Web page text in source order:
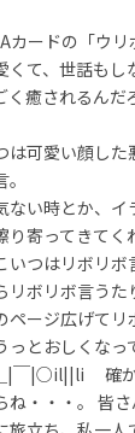
カードの「ウ
くて、世話も
されるんだろ
可愛い顔した
ない時とか、イ
ってきてくれ
いつはリボリ
リボリボ言う
ページ広げて
っとおしく
|○il||li 確かに
ね・・・。 皆